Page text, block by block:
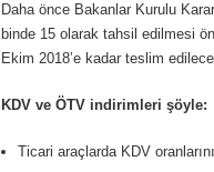
Daha önce Bakanlar Kurulu
binde 15 olarak tahsil edilmesi
Ekim 2018’e kadar teslim
KDV ve ÖTV indirimleri şöyle:
Ticari araçlarda KDV